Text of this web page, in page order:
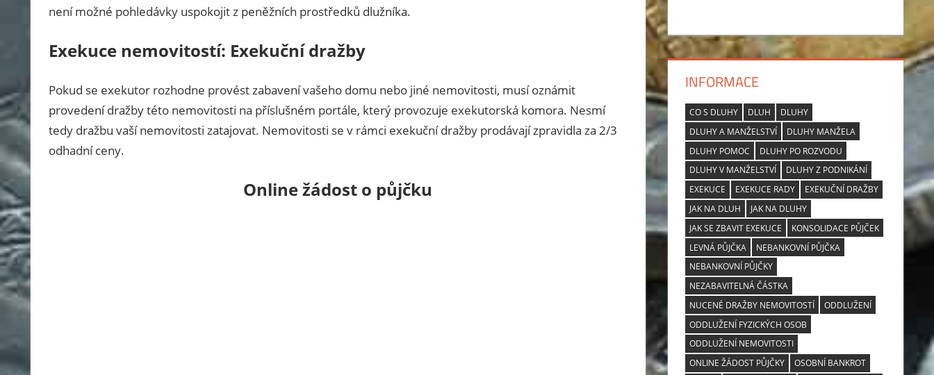
není možné pohledávky uspokojit z peněžních prostředků dlužníka.
Exekuce nemovitostí: Exekuční dražby
Pokud se exekutor rozhodne provést zabavení vašeho domu nebo jiné nemovitosti, musí oznámit
provedení dražby této nemovitosti na příslušném portále, který provozuje exekutorská komora. Nesmí
tedy dražbu vaší nemovitosti zatajovat. Nemovitosti se v rámci exekuční dražby prodávají zpravidla za 2/3
odhadní ceny.
Online žádost o půjčku
INFORMACE
CO S DLUHY DLUH
DLUHY
DLUHY A MANŽELSTVÍ
DLUHY MANŽELA
DLUHY POMOC
DLUHY PO ROZVODU
DLUHY V MANŽELSTVÍ
DLUHY Z PODNIKÁNÍ
EXEKUCE
EXEKUCE RADY
EXEKUČNÍ DRAŽBY
JAK NA DLUH
JAK NA DLUHY
JAK SE ZBAVIT EXEKUCE
KONSOLIDACE PŮJČEK
LEVNÁ PŮJČKA
NEBANKOVNÍ PŮJČKA
NEBANKOVNÍ PŮJČKY
NEZABAVITELNÁ ČÁSTKA
NUCENÉ DRAŽBY NEMOVITOSTÍ
ODDLUŽENÍ
ODDLUŽENÍ FYZICKÝCH OSOB
ODDLUŽENÍ NEMOVITOSTI
ONLINE ŽÁDOST PŮJČKY
OSOBNÍ BANKROT